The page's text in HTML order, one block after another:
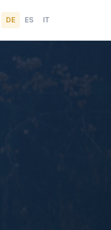
DE ES IT